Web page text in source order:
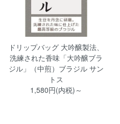
ドリップバッグ 大吟醸製法、
洗練された香味「大吟醸ブラ
ジル」（中煎）ブラジル サン
トス
1,580円(内税)～